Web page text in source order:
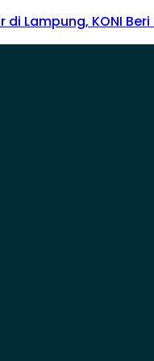
Lampung, KONI